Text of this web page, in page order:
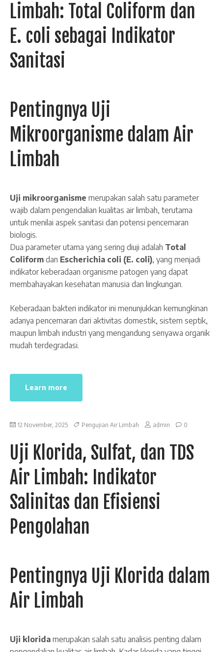
Limbah: Total Coliform dan
E. coli sebagai Indikator
Sanitasi
Pentingnya Uji
Mikroorganisme dalam Air
Limbah
Uji mikroorganisme merupakan salah satu parameter
wajib dalam pengendalian kualitas air limbah, terutama
untuk menilai aspek sanitasi dan potensi pencemaran
biologis.
Dua parameter utama yang sering diuji adalah Total
Coliform dan Escherichia coli (E. coli), yang menjadi
indikator keberadaan organisme patogen yang dapat
membahayakan kesehatan manusia dan lingkungan.
Keberadaan bakteri indikator ini menunjukkan kemungkinan
adanya pencemaran dari aktivitas domestik, sistem septik,
maupun limbah industri yang mengandung senyawa organik
mudah terdegradasi.
Learn more
12 November, 2025 Pengujian Air Limbah admin 0
Uji Klorida, Sulfat, dan TDS
Air Limbah: Indikator
Salinitas dan Efisiensi
Pengolahan
Pentingnya Uji Klorida dalam
Air Limbah
Uji klorida merupakan salah satu analisis penting dalam